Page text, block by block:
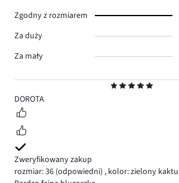
5
DOROTA
Zweryfikowany zakup
rozmiar: 36 (odpowiedni) , kolor: zielony
Zgodny z rozmiarem
Za duży
Za mały